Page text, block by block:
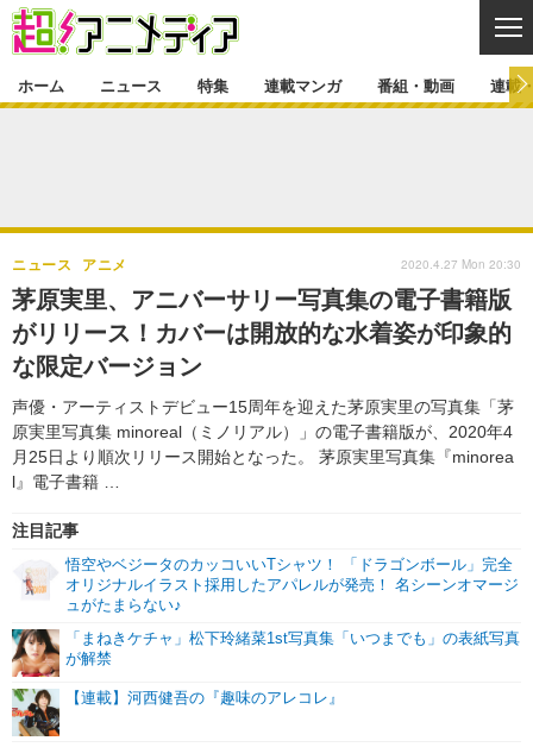
ゲーム・アプリ マンガ
グッズ イベント
声優
舞台 新帝スタ
特集一覧 カバー
ラキりす
連載マンガ
連載マンガ一覧 連載一覧
番組・動画
番組・動画一覧 ラジオ
動画
連載・ブログ
連載・ブログ一覧
編集部ブログ・お知らせ
ホーム ニュース 特集 連載マンガ 番組・動画 連載
茅原実里、アニバーサリー写真集の電子書籍版
がリリース！カバーは開放的な水着姿が印象的
な限定バージョン
声優・アーティストデビュー15周年を迎えた茅原実里の写真集「茅
原実里写真集 minoreal（ミノリアル）」の電子書籍版が、2020年4
月25日より順次リリース開始となった。 茅原実里写真集『minorea
l』電子書籍 …
ニュース アニメ
注目記事
悟空やベジータのカッコいいTシャツ！ 「ドラゴンボール」完全
オリジナルイラスト採用したアパレルが発売！ 名シーンオマージ
ュがたまらない♪
「まねきケチャ」松下玲緒菜1st写真集「いつまでも」の表紙写真
が解禁
【連載】河西健吾の『趣味のアレコレ』
2020.4.27 Mon 20:30